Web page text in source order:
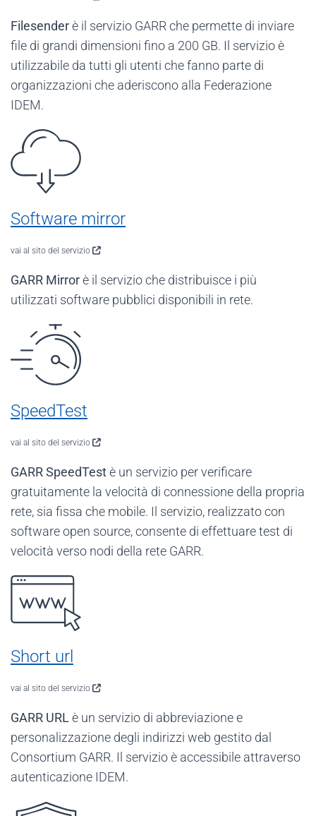
Filesenderè il servizio GARR che permette di inviare
file di grandi dimensioni fino a 200 GB. Il servizio è
utilizzabile da tutti gli utenti che fanno parte di
organizzazioni che aderiscono alla Federazione
IDEM.
Software mirror
vai al sito del servizio
GARR Mirrorè il servizio che distribuisce i più
utilizzati software pubblici disponibili in rete.
SpeedTest
vai al sito del servizio
GARR SpeedTestè un servizio per verificare
gratuitamente la velocità di connessione della propria
rete, sia fissa che mobile. Il servizio, realizzato con
software open source, consente di effettuare test di
velocità verso nodi della rete GARR.
Short url
vai al sito del servizio
GARR URL è un servizio di abbreviazione e
personalizzazione degli indirizzi web gestito dal
Consortium GARR. Il servizio è accessibile attraverso
autenticazione IDEM.